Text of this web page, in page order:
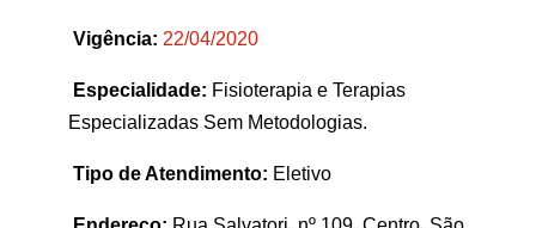
Vigência: 22/04/2020
Especialidade: Fisioterapia e Terapias
Especializadas Sem Metodologias.
Tipo de Atendimento: Eletivo